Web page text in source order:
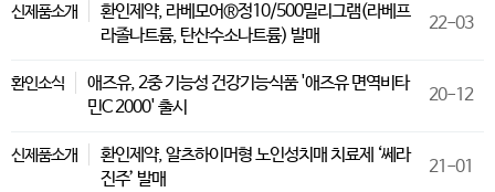
신제품소개
환인제약, 라베모어®정10/500밀리그램(라베프
라졸나트륨, 탄산수소나트륨) 발매
22-03
환인소식
애즈유, 2중 기능성 건강기능식품 '애즈유 면역비타
민C 2000' 출시
20-12
신제품소개
환인제약, 알츠하이머형 노인성치매 치료제 ‘쎄라
진주’ 발매
21-01